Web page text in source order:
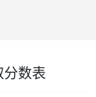
数表